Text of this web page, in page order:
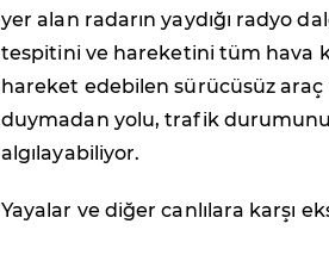
yer alan radarın yaydığı radyo
tespitini ve hareketini tüm hava
hareket edebilen sürücüsüz
duymadan yolu, trafik durumunu
algılayabiliyor.
Yayalar ve diğer canlılara karşı